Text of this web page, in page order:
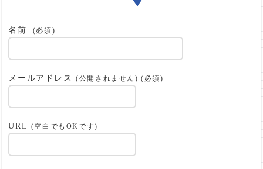
名前 (必須)
メールアドレス(公開されません) (必須)
URL (空白でもOKです)